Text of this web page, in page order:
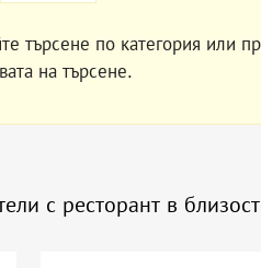
търсене по категория или
на търсене.
с ресторант в